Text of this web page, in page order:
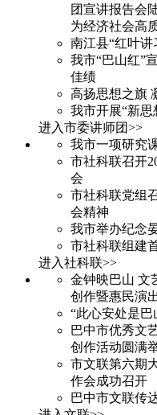
团宣讲报告会
为经济社会高
南江县“红叶
我市“巴山红”
佳绩
高扬思想之旗
我市开展“新思
进入市委讲师团>>
我市一项研究
市社科联召开
会
市社科联党组
会精神
我市举办纪念
市社科联组建
进入社科联>>
金钟映巴山 文
创作暨惠民演
“此心安处是
巴中市优秀文
创作活动圆满
市文联第六期
作会成功召开
巴中市文联传